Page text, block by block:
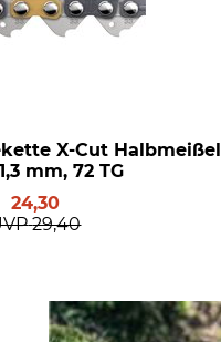
X-Cut Halbmeißel
mm, 72 TG
24,30
29,40